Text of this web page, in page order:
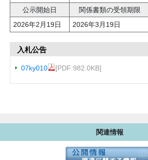
公示開始日
関係書類の受領期限
2026年2月19日
2026年3月19日
入札公告
07ky010 [PDF:982.0KB]
関連情報